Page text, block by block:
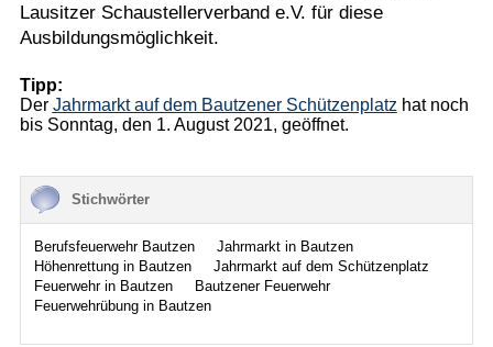
Lausitzer Schaustellerverband e.V. für diese
Ausbildungsmöglichkeit.
Tipp:
Der Jahrmarkt auf dem Bautzener Schützenplatz hat noch
bis Sonntag, den 1. August 2021, geöffnet.
Stichwörter
Berufsfeuerwehr Bautzen
Jahrmarkt in Bautzen
Höhenrettung in Bautzen
Jahrmarkt auf dem Schützenplatz
Feuerwehr in Bautzen
Bautzener Feuerwehr
Feuerwehrübung in Bautzen